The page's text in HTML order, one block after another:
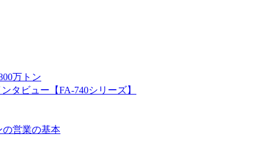
万トン
タビュー【FA-740シリーズ】
の営業の基本